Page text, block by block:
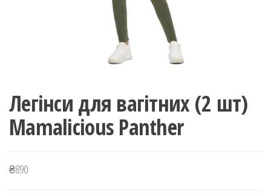
Легінси для вагітних (2 шт)
Mamalicious Panther
₴890